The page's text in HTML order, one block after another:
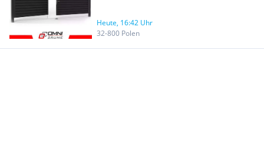
Pulverbeschichtet RAL FARBE
alle Breite
Heute, 16:42 Uhr
32-800 Polen